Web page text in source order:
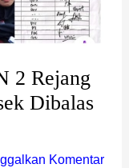
2 Rejang
Dibalas
Komentar